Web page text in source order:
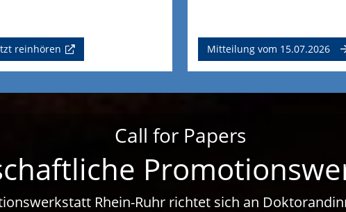
reinhören Mitteilung vom 15.07.2026
Call for Papers
Rhein-Ruhr richtet sich an